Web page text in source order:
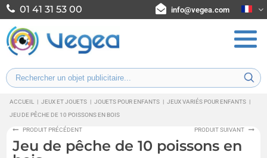
01 41 31 53 00 info@vegea.com
ACCUEIL | JEUX ET JOUETS | JOUETS POUR ENFANTS | JEUX VARIÉS POUR ENFANTS |
JEU DE PÊCHE DE 10 POISSONS EN BOIS
PRODUIT PRÉCÉDENT PRODUIT SUIVANT
Jeu de pêche de 10 poissons en